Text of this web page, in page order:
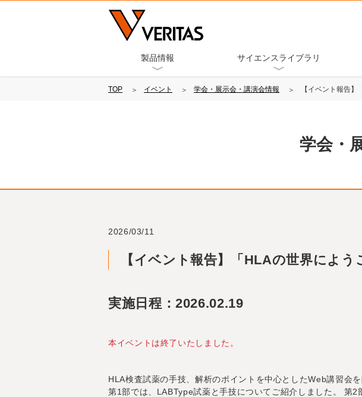
製品情報 サイエンスライブラリ
TOP イベント 学会・展示会・講演会情報 【イベント報告
学会・
2026/03/11
【イベント報告】「HLAの世界によ
実施日程：2026.02.19
本イベントは終了いたしました。
HLA検査試薬の手技、解析のポイントを中心としたWeb講習会を
第1部では、LABType試薬と手技についてご紹介しました。 第2